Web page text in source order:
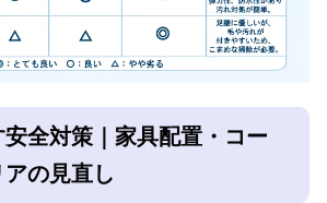
全対策｜家具配置・コー
アの見直し